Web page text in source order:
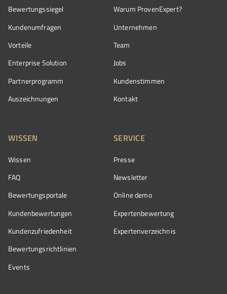
Bewertungssiegel
Kundenumfragen
Vorteile
Enterprise Solution
Partnerprogramm
Auszeichnungen
Warum ProvenExpert?
Unternehmen
Team
Jobs
Kundenstimmen
Kontakt
WISSEN
Wissen
FAQ
Bewertungsportale
Kundenbewertungen
Kundenzufriedenheit
Bewertungs­richtlinien
Events
SERVICE
Presse
Newsletter
Online demo
Expertenbewertung
Expertenverzeichnis